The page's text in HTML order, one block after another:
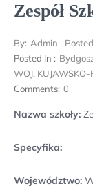
Zespół
By: Admin
Posted In :
WOJ. KUJAWSKO-
Comments: 0
Nazwa szkoły:
Specyfika:
Województwo: